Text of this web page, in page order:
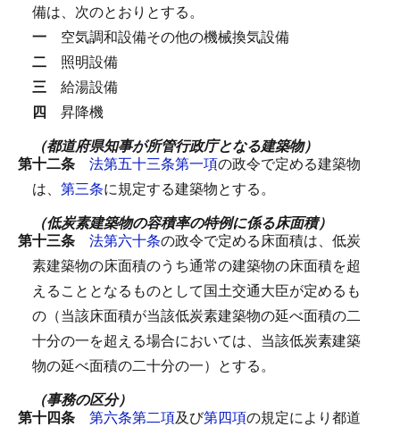
備は、次のとおりとする。
一 空気調和設備その他の機械換気設備
二 照明設備
三 給湯設備
四 昇降機
（都道府県知事が所管行政庁となる建築物）
第十二条 法第五十三条第一項の政令で定める建築物
は、 第三条に規定する建築物とする。
（低炭素建築物の容積率の特例に係る床面積）
第十三条 法第六十条の政令で定める床面積は、低炭
素建築物の床面積のうち通常の建築物の床面積を超
えることとなるものとして国土交通大臣が定めるも
の（当該床面積が当該低炭素建築物の延べ面積の二
十分の一を超える場合においては、当該低炭素建築
物の延べ面積の二十分の一）とする。
（事務の区分）
第十四条 第六条第二項及び第四項の規定により都道